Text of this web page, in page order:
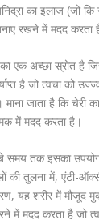
का इलाज (जो कि
रखने में मदद करता
एक अच्छा स्रोत है
है जो त्वचा को
जाता है कि चेरी
में मदद करता है।
समय तक इसका
की तुलना में, एंटी-
यह शरीर में मौजूद
में मदद करता है जो